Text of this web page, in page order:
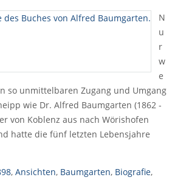
N
u
r
w
e
so unmittelbaren Zugang und Umgang
wie Dr. Alfred Baumgarten (1862 -
von Koblenz aus nach Wörishofen
hatte die fünf letzten Lebensjahre
, Ansichten, Baumgarten, Biografie,